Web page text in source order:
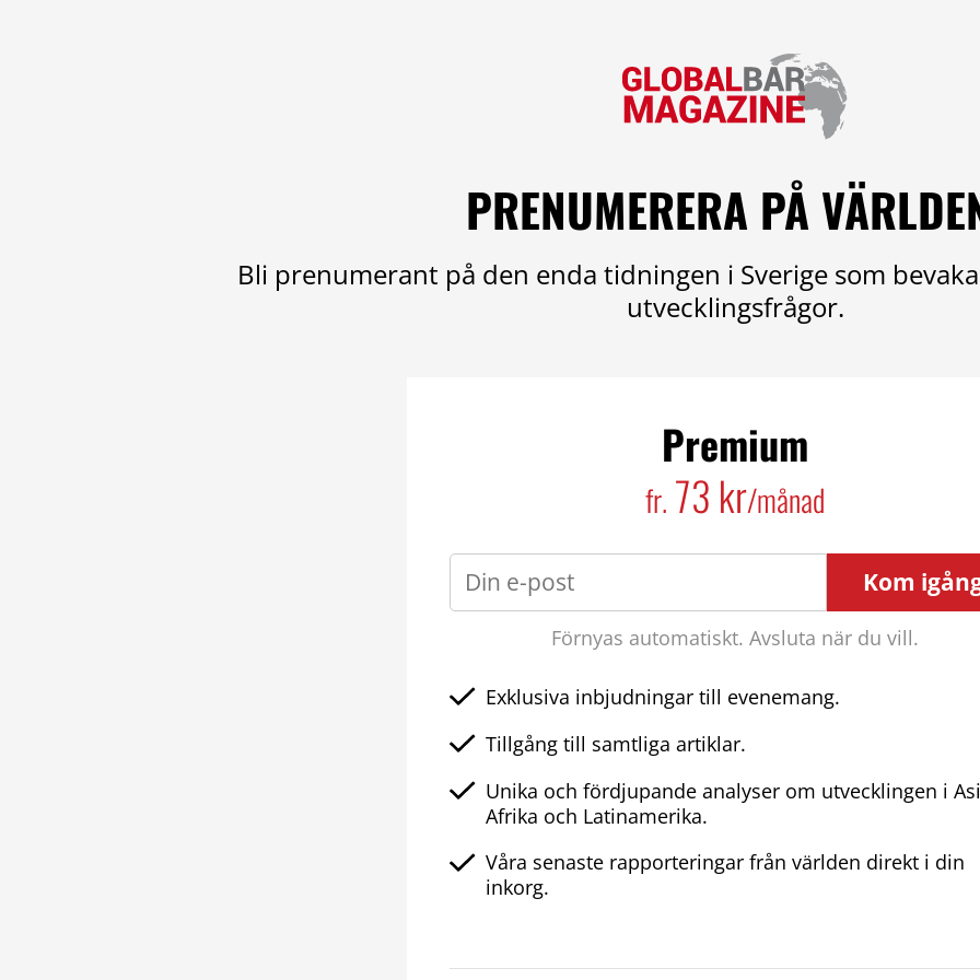
PRENUMERERA PÅ
Bli prenumerant på den enda tidningen i Sverige som
utvecklingsfrågor.
Premium
fr. 73 kr/månad
Kom
Förnyas automatiskt. Avsluta när du vill.
Exklusiva inbjudningar till evenemang.
Tillgång till samtliga artiklar.
Unika och fördjupande analyser om utvecklingen i
Afrika och Latinamerika.
Våra senaste rapporteringar från världen direkt i din
inkorg.